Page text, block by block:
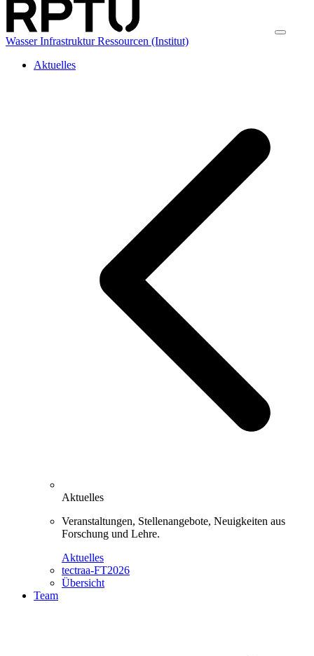
Wasser Infrastruktur Ressourcen (Institut)
Aktuelles
Aktuelles
Veranstaltungen, Stellenangebote, Neuigkeiten aus
Forschung und Lehre.
Aktuelles
tectraa-FT2026
Übersicht
Team